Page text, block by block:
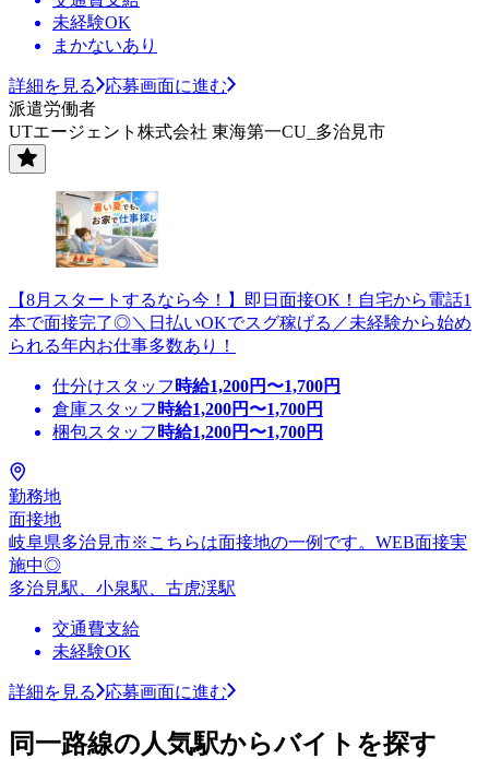
未経験OK
まかないあり
詳細を見る
応募画面に進む
派遣労働者
UTエージェント株式会社 東海第一CU_多治見市
【8月スタートするなら今！】即日面接OK！自宅から電話1
本で面接完了◎＼日払いOKでスグ稼げる／未経験から始め
られる年内お仕事多数あり！
仕分けスタッフ 時給1,200円〜1,700円
倉庫スタッフ 時給1,200円〜1,700円
梱包スタッフ 時給1,200円〜1,700円
勤務地
面接地
岐阜県多治見市※こちらは面接地の一例です。WEB面接実
施中◎
多治見駅、小泉駅、古虎渓駅
交通費支給
未経験OK
詳細を見る 応募画面に進む
同一路線の人気駅からバイトを探す